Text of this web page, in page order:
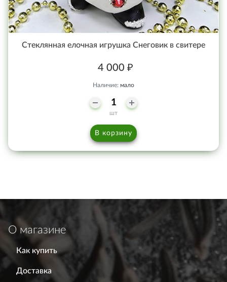
Стеклянная елочная игрушка Снеговик в свитере
4 000 ₽
Наличие: мало
шт
В корзину
О магазине
Как купить
Доставка